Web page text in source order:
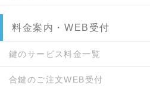
料金案内・WEB受付
鍵のサービス料金一覧
合鍵のご注文WEB受付